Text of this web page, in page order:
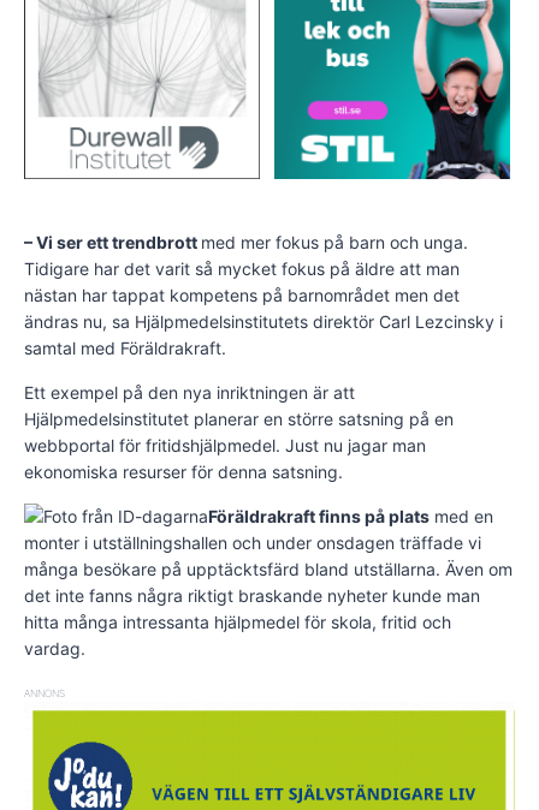
– Vi ser ett trendbrott med mer fokus på barn och unga.
Tidigare har det varit så mycket fokus på äldre att man
nästan har tappat kompetens på barnområdet men det
ändras nu, sa Hjälpmedelsinstitutets direktör Carl Lezcinsky i
samtal med Föräldrakraft.
Ett exempel på den nya inriktningen är att
Hjälpmedelsinstitutet planerar en större satsning på en
webbportal för fritidshjälpmedel. Just nu jagar man
ekonomiska resurser för denna satsning.
Föräldrakraft finns på plats med en
monter i utställningshallen och under onsdagen träffade vi
många besökare på upptäcktsfärd bland utställarna. Även om
det inte fanns några riktigt braskande nyheter kunde man
hitta många intressanta hjälpmedel för skola, fritid och
vardag.
ANNONS